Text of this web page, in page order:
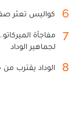
6 كواليس تعثر
7
مفاجأة
لجماهير الوداد
8 الوداد يقترب